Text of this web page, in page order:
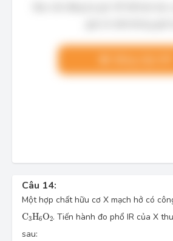
Câu 14:
Một hợp chất hữu cơ X mạch hở có
C3H6O2
C3H6O 2
. Tiến hành đo phổ IR của X
sau: